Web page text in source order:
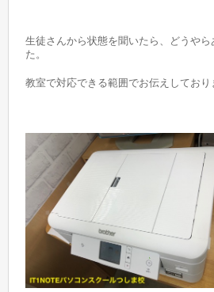
生徒さんから状態を聞いたら、どうや
た。
教室で対応できる範囲でお伝えしており